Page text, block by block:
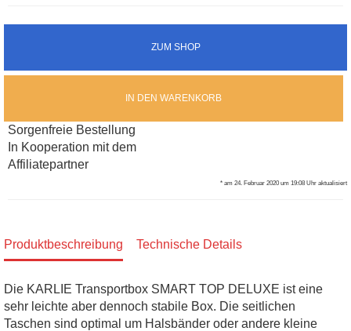
ZUM SHOP
IN DEN WARENKORB
Sorgenfreie Bestellung
In Kooperation mit dem
Affiliatepartner
* am 24. Februar 2020 um 19:08 Uhr aktualisiert
Produktbeschreibung Technische Details
Die KARLIE Transportbox SMART TOP DELUXE ist eine
sehr leichte aber dennoch stabile Box. Die seitlichen
Taschen sind optimal um Halsbänder oder andere kleine